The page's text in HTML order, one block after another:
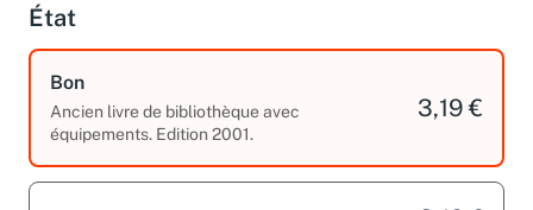
État
Ancien livre de bibliothèque avec
3,19 €